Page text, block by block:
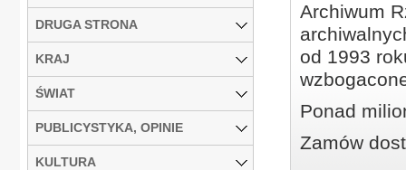
Archiwum
od 1993
Ponad
Zamów
DRUGA STRONA
KRAJ
ŚWIAT
PUBLICYSTYKA, OPINIE
KULTURA